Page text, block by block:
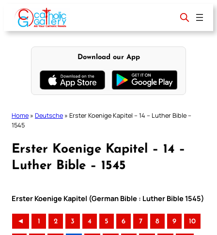
content
Download our App
Home » Deutsche » Erster Koenige Kapitel – 14 – Luther Bible –
1545
Erster Koenige Kapitel – 14 –
Luther Bible – 1545
Erster Koenige Kapitel (German Bible : Luther Bible 1545)
◄ 1 2 3 4 5 6 7 8 9 10